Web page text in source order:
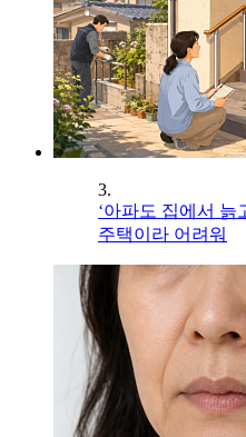
3.
‘아파도 집에서
주택이라 어려워